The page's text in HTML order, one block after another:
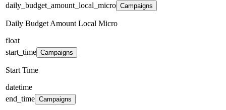
daily_budget_amount_local_micro Campaigns
Daily Budget Amount Local Micro
float
start_time Campaigns
Start Time
datetime
end_time Campaigns